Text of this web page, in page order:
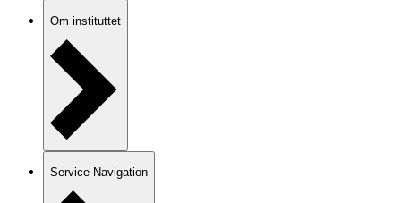
Om instituttet
Service Navigation